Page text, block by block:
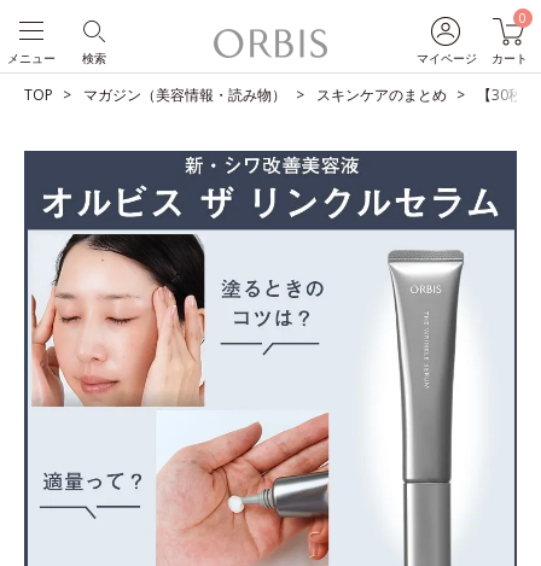
マイページ
0
カート
検索
メニュー
TOP マガジン（美容情報・読み物） スキンケアのまとめ 【30秒